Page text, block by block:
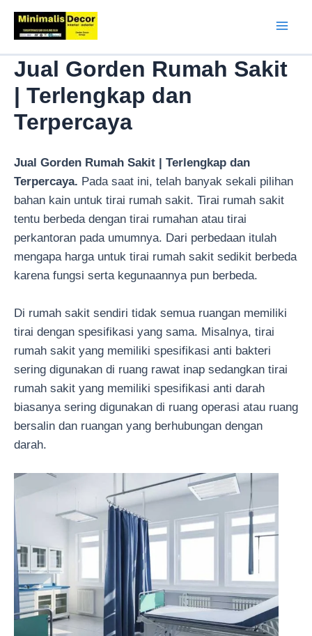
Lewati
Jual Gorden Rumah Sakit
| Terlengkap dan
Terpercaya
Jual Gorden Rumah Sakit | Terlengkap dan
Terpercaya. Pada saat ini, telah banyak sekali pilihan
bahan kain untuk tirai rumah sakit. Tirai rumah sakit
tentu berbeda dengan tirai rumahan atau tirai
perkantoran pada umumnya. Dari perbedaan itulah
mengapa harga untuk tirai rumah sakit sedikit berbeda
karena fungsi serta kegunaannya pun berbeda.
Di rumah sakit sendiri tidak semua ruangan memiliki
tirai dengan spesifikasi yang sama. Misalnya, tirai
rumah sakit yang memiliki spesifikasi anti bakteri
sering digunakan di ruang rawat inap sedangkan tirai
rumah sakit yang memiliki spesifikasi anti darah
biasanya sering digunakan di ruang operasi atau ruang
bersalin dan ruangan yang berhubungan dengan
darah.